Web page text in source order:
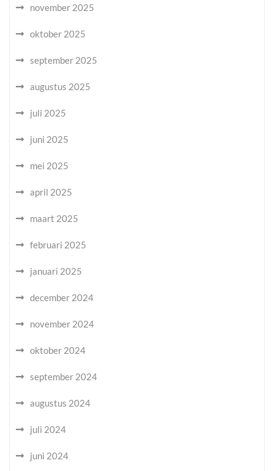
november 2025
oktober 2025
september 2025
augustus 2025
juli 2025
juni 2025
mei 2025
april 2025
maart 2025
februari 2025
januari 2025
december 2024
november 2024
oktober 2024
september 2024
augustus 2024
juli 2024
juni 2024